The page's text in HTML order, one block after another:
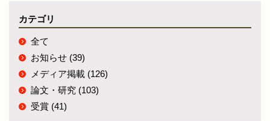
カテゴリ
全て
お知らせ (39)
メディア掲載 (126)
論文・研究 (103)
受賞 (41)